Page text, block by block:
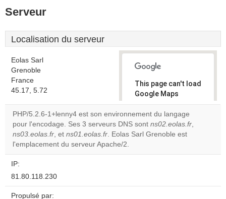
Serveur
Localisation du serveur
Eolas Sarl
Grenoble
France
45.17, 5.72
This page can't load
Google Maps
correctly.
Do you
own this
PHP/5.2.6-1+lenny4 est son environnement du langage
pour l'encodage. Ses 3 serveurs DNS sont ns02.eolas.fr,
ns03.eolas.fr, et ns01.eolas.fr. Eolas Sarl Grenoble est
l'emplacement du serveur Apache/2.
IP:
81.80.118.230
Propulsé par: